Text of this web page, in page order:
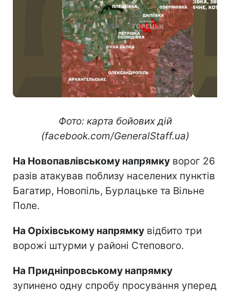
Фото: карта бойових дій
(facebook.com/GeneralStaff.ua)
На Новопавлівському напрямку ворог 26
разів атакував поблизу населених пунктів
Багатир, Новопіль, Бурлацьке та Вільне
Поле.
На Оріхівському напрямку відбито три
ворожі штурми у районі Степового.
На Придніпровському напрямку
зупинено одну спробу просування уперед